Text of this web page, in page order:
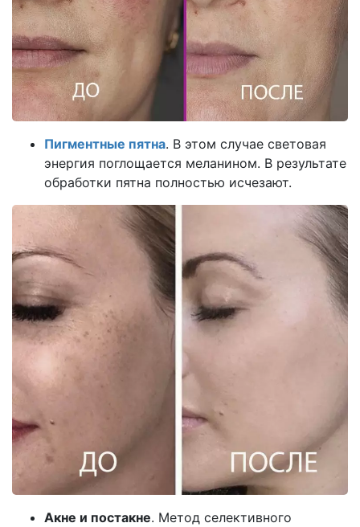
Пигментные пятна. В этом случае световая
энергия поглощается меланином. В результате
обработки пятна полностью исчезают.
Акне и постакне. Метод селективного